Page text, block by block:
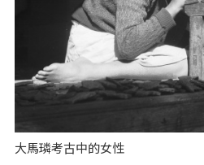
大馬璘考古中的女性